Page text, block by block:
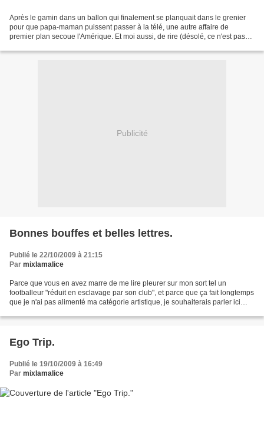
Après le gamin dans un ballon qui finalement se planquait dans le grenier
pour que papa-maman puissent passer à la télé, une autre affaire de
premier plan secoue l'Amérique. Et moi aussi, de rire (désolé, ce n'est pas
Publicité
Bonnes bouffes et belles lettres.
Publié le 22/10/2009 à 21:15
Par mixlamalice
Parce que vous en avez marre de me lire pleurer sur mon sort tel un
footballeur "réduit en esclavage par son club", et parce que ça fait longtemps
que je n'ai pas alimenté ma catégorie artistique, je souhaiterais parler ici
Ego Trip.
Publié le 19/10/2009 à 16:49
Par mixlamalice